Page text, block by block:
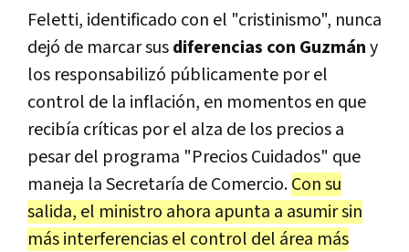
Feletti, identificado con el "cristinismo", nunca
dejó de marcar susdiferencias con Guzmány
los responsabilizó públicamente por el
control de la inflación, en momentos en que
recibía críticas por el alza de los precios a
pesar del programa "Precios Cuidados" que
maneja la Secretaría de Comercio.Con su
salida, el ministro ahora apunta a asumir sin
más interferencias el control del área más